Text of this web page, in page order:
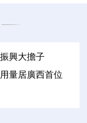
興大擔子
量居廣西首位